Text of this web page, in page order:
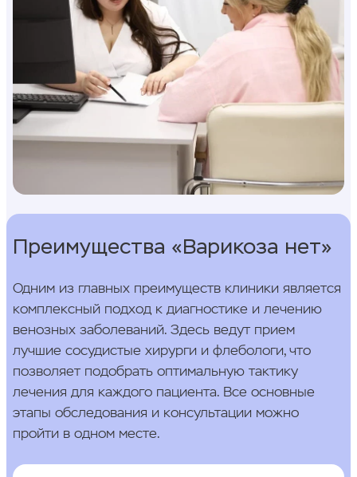
Преимущества «Варикоза нет»
Одним из главных преимуществ клиники является
комплексный подход к диагностике и лечению
венозных заболеваний. Здесь ведут прием
лучшие сосудистые хирурги и флебологи, что
позволяет подобрать оптимальную тактику
лечения для каждого пациента. Все основные
этапы обследования и консультации можно
пройти в одном месте.